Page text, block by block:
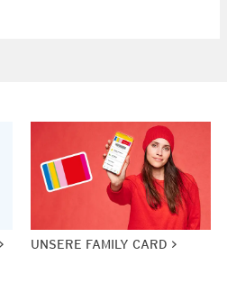
UNSERE FAMILY CARD